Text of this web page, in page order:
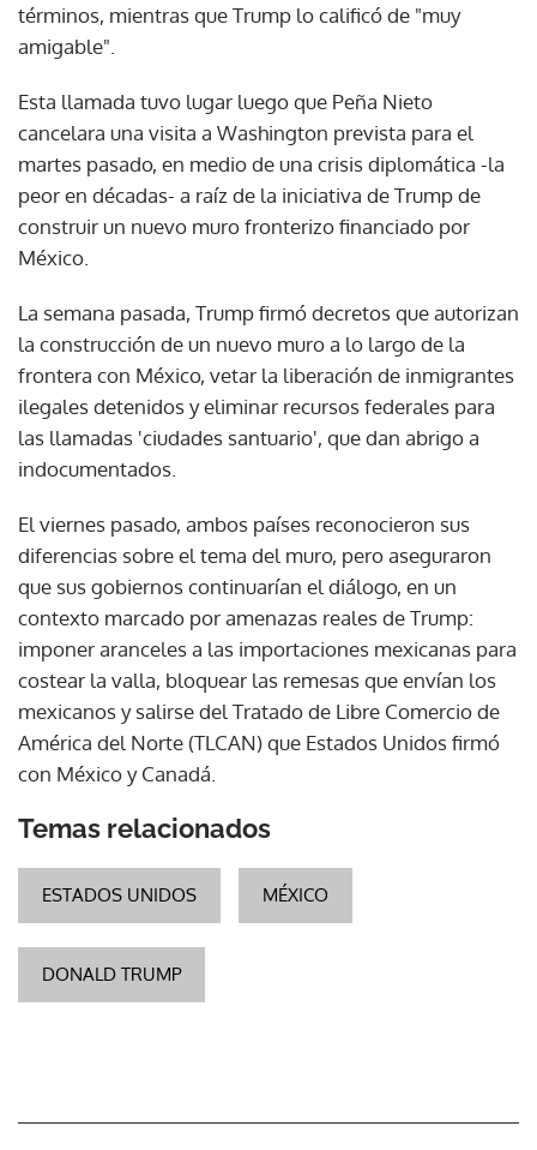
términos, mientras que Trump lo calificó de "muy
amigable".
Esta llamada tuvo lugar luego que Peña Nieto
cancelara una visita a Washington prevista para el
martes pasado, en medio de una crisis diplomática -la
peor en décadas- a raíz de la iniciativa de Trump de
construir un nuevo muro fronterizo financiado por
México.
La semana pasada, Trump firmó decretos que autorizan
la construcción de un nuevo muro a lo largo de la
frontera con México, vetar la liberación de inmigrantes
ilegales detenidos y eliminar recursos federales para
las llamadas 'ciudades santuario', que dan abrigo a
indocumentados.
El viernes pasado, ambos países reconocieron sus
diferencias sobre el tema del muro, pero aseguraron
que sus gobiernos continuarían el diálogo, en un
contexto marcado por amenazas reales de Trump:
imponer aranceles a las importaciones mexicanas para
costear la valla, bloquear las remesas que envían los
mexicanos y salirse del Tratado de Libre Comercio de
América del Norte (TLCAN) que Estados Unidos firmó
con México y Canadá.
Temas relacionados
ESTADOS UNIDOS MÉXICO
DONALD TRUMP